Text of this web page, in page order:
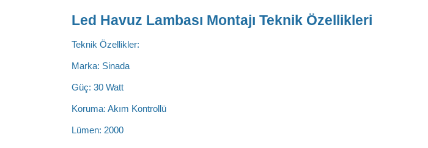
Led Havuz Lambası Montajı Teknik Özellikleri
Teknik Özellikler:
Marka: Sinada
Güç: 30 Watt
Koruma: Akım Kontrollü
Lümen: 2000